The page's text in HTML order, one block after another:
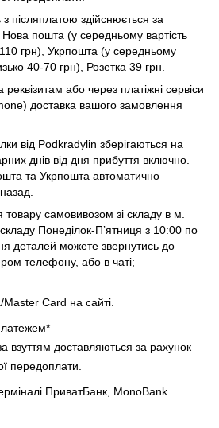
післяплатою здійснюється за
пошта (у середньому вартість
грн), Укрпошта (у середньому
40-70 грн), Розетка 39 грн.
або через платіжні сервіси
доставка вашого замовлення
від Podkradylin зберігаються на
днів від дня прибуття включно.
та Укрпошта автоматично
самовивозом зі складу в м.
Понеділок-Пʼятниця з 10:00 по
деталей можете звернутись до
телефону, або в чаті;
Card на сайті.
взуттям доставляються за рахунок
передоплати.
ПриватБанк, MonoBank